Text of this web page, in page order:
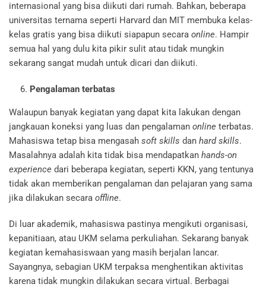
internasional yang bisa diikuti dari rumah. Bahkan, beberapa
universitas ternama seperti Harvard dan MIT membuka kelas-
kelas gratis yang bisa diikuti siapapun secara online. Hampir
semua hal yang dulu kita pikir sulit atau tidak mungkin
sekarang sangat mudah untuk dicari dan diikuti.
Pengalaman terbatas
Walaupun banyak kegiatan yang dapat kita lakukan dengan
jangkauan koneksi yang luas dan pengalaman online terbatas.
Mahasiswa tetap bisa mengasah soft skills dan hard skills.
Masalahnya adalah kita tidak bisa mendapatkan hands-on
experience dari beberapa kegiatan, seperti KKN, yang tentunya
tidak akan memberikan pengalaman dan pelajaran yang sama
jika dilakukan secara offline.
Di luar akademik, mahasiswa pastinya mengikuti organisasi,
kepanitiaan, atau UKM selama perkuliahan. Sekarang banyak
kegiatan kemahasiswaan yang masih berjalan lancar.
Sayangnya, sebagian UKM terpaksa menghentikan aktivitas
karena tidak mungkin dilakukan secara virtual. Berbagai